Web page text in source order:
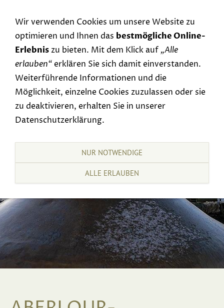
Wir verwenden Cookies um unsere Website zu
optimieren und Ihnen das bestmögliche Online-
Erlebniszu bieten. Mit dem Klick auf „Alle
erlauben“erklären Sie sich damit einverstanden.
Weiterführende Informationen und die
Möglichkeit, einzelne Cookies zuzulassen oder sie
zu deaktivieren, erhalten Sie in unserer
Datenschutzerklärung.
NUR NOTWENDIGE
ALLE ERLAUBEN